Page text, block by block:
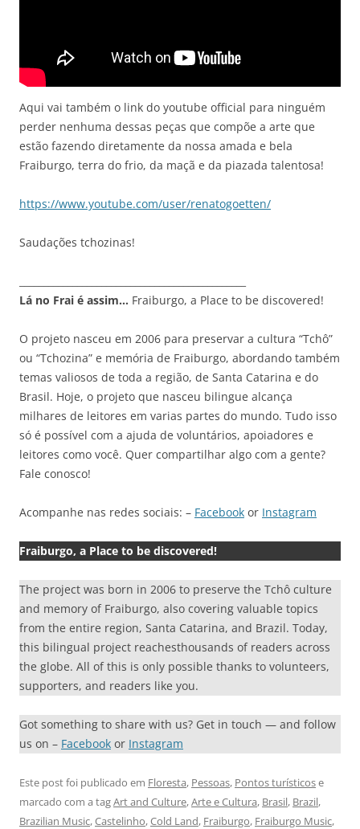
Aqui vai também o link do youtube official para ninguém
perder nenhuma dessas peças que compõe a arte que
estão fazendo diretamente da nossa amada e bela
Fraiburgo, terra do frio, da maçã e da piazada talentosa!
https://www.youtube.com/user/renatogoetten/
Saudações tchozinas!
Lá no Frai é assim… Fraiburgo, a Place to be discovered!
O projeto nasceu em 2006 para preservar a cultura “Tchô”
ou “Tchozina” e memória de Fraiburgo, abordando também
temas valiosos de toda a região, de Santa Catarina e do
Brasil. Hoje, o projeto que nasceu bilingue alcança
milhares de leitores em varias partes do mundo. Tudo isso
só é possível com a ajuda de voluntários, apoiadores e
leitores como você. Quer compartilhar algo com a gente?
Fale conosco!
Acompanhe nas redes sociais: – Facebook or Instagram
Fraiburgo, a Place to be discovered!
The project was born in 2006 to preserve the Tchô culture
and memory of Fraiburgo, also covering valuable topics
from the entire region, Santa Catarina, and Brazil. Today,
this bilingual project reachesthousands of readers across
the globe. All of this is only possible thanks to volunteers,
supporters, and readers like you.
Got something to share with us? Get in touch — and follow
us on – Facebook or Instagram
Este post foi publicado em Floresta, Pessoas, Pontos turísticose
marcado com a tagArt and Culture,Arte e Cultura, Brasil, Brazil,
Brazilian Music,Castelinho,Cold Land, Fraiburgo, Fraiburgo Music,